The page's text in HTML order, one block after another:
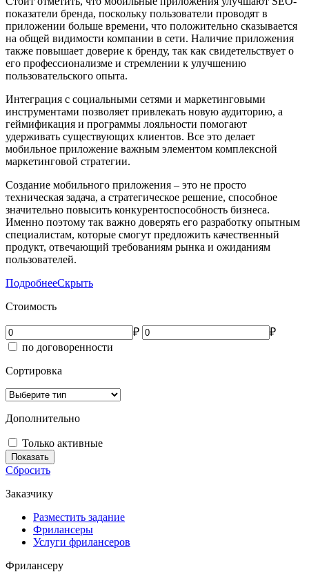
показатели бренда, поскольку пользователи проводят в
приложении больше времени, что положительно сказывается
на общей видимости компании в сети. Наличие приложения
также повышает доверие к бренду, так как свидетельствует о
его профессионализме и стремлении к улучшению
пользовательского опыта.
Интеграция с социальными сетями и маркетинговыми
инструментами позволяет привлекать новую аудиторию, а
геймификация и программы лояльности помогают
удерживать существующих клиентов. Все это делает
мобильное приложение важным элементом комплексной
маркетинговой стратегии.
Создание мобильного приложения – это не просто
техническая задача, а стратегическое решение, способное
значительно повысить конкурентоспособность бизнеса.
Именно поэтому так важно доверять его разработку опытным
специалистам, которые смогут предложить качественный
продукт, отвечающий требованиям рынка и ожиданиям
пользователей.
ПодробнееСкрыть
Стоимость
₽
₽
по договоренности
Сортировка
Дополнительно
Только активные
Показать
Сбросить
Заказчику
Разместить задание
Фрилансеры
Услуги фрилансеров
Фрилансеру